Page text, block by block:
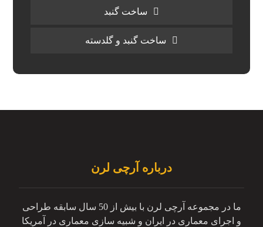
ساخت گنبد
ساخت گنبد و گلدسته
درباره آرچی لرن
ما در مجموعه آرچی لرن با بیش از 50 سال سابقه طراحی
و اجرای معماری در ایران و شبیه سازی معماری در آمریکا